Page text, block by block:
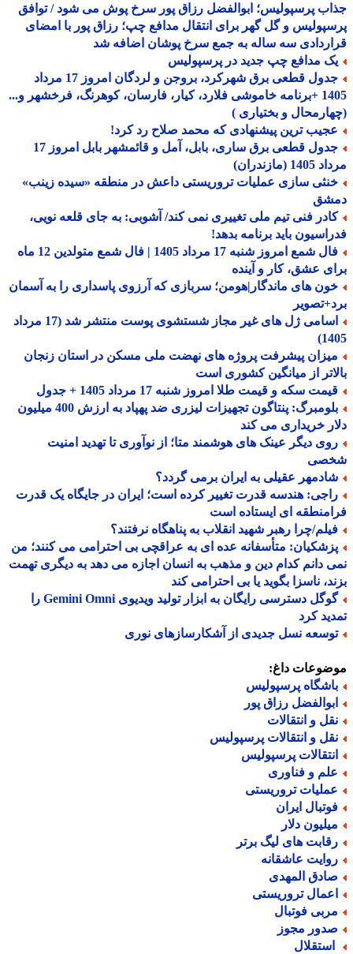
پرسپولیس؛ ابوالفضل رزاق پور سرخ پوش می شود / توافق
و گل گهر برای انتقال مدافع چپ؛ رزاق پور با امضای
سه ساله به جمع سرخ پوشان اضافه شد
مدافع چپ جدید در پرسپولیس
جدول قطعی برق شهرکرد، بروجن و لردگان امروز 17 مرداد
1405 +برنامه خاموشی فلارد، کیار، فارسان، کوهرنگ، فرخشهر و...
و بختیاری )
ترین پیشنهادی که محمد صلاح رد کرد!
جدول قطعی برق ساری، بابل، آمل و قائمشهر بابل امروز 17
(مازندران)
سازی عملیات تروریستی داعش در منطقه «سیده زینب»
فنی تیم ملی تغییری نمی کند/ آشوبی: به جای قلعه نویی،
باید برنامه بدهد!
فال شمع امروز شنبه 17 مرداد 1405 | فال شمع متولدین 12 ماه
عشق، کار و آینده
های ماندگار|هومن؛ سربازی که آرزوی پاسداری را به آسمان
اسامی ژل های غیر مجاز شستشوی پوست منتشر شد (17 مرداد
پیشرفت پروژه های نهضت ملی مسکن در استان زنجان
از میانگین کشوری است
سکه و قیمت طلا امروز شنبه 17 مرداد 1405 + جدول
بلومبرگ: پنتاگون تجهیزات لیزری ضد پهپاد به ارزش 400 میلیون
خریداری می کند
دیگر عینک های هوشمند متا؛ از نوآوری تا تهدید امنیت
عقیلی به ایران برمی گردد؟
هندسه قدرت تغییر کرده است؛ ایران در جایگاه یک قدرت
ای ایستاده است
چرا رهبر شهید انقلاب به پناهگاه نرفتند؟
متأسفانه عده ای به عراقچی بی احترامی می کنند؛ من
دانم کدام دین و مذهب به انسان اجازه می دهد به دیگری تهمت
ناسزا بگوید یا بی احترامی کند
گوگل دسترسی رایگان به ابزار تولید ویدیوی Gemini Omni را
کرد
نسل جدیدی از آشکارسازهای نوری
داغ:
پرسپولیس
رزاق پور
و انتقالات
و انتقالات پرسپولیس
پرسپولیس
و فناوری
تروریستی
ایران
دلار
های لیگ برتر
عاشقانه
المهدی
تروریستی
فوتبال
مجوز